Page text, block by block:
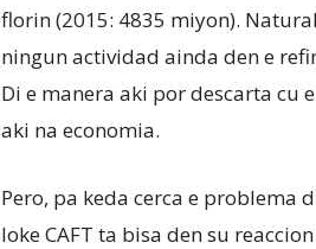
florin (2015: 4835 miyon).
ningun actividad ainda den e
Di e manera aki por descarta cu
aki na economia.
Pero, pa keda cerca e problema
loke CAFT ta bisa den su